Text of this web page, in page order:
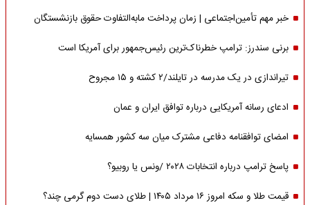
خبر مهم تأمین‌اجتماعی | زمان پرداخت مابه‌التفاوت حقوق بازنشستگان
برنی سندرز: ترامپ خطرناک‌ترین رئیس‌جمهور برای آمریکا است
تیراندازی در یک مدرسه در تایلند/۲ کشته و ۱۵ مجروح
ادعای رسانه آمریکایی درباره توافق ایران و عمان
امضای توافقنامه دفاعی مشترک میان سه کشور همسایه
پاسخ ترامپ درباره انتخابات ۲۰۲۸ /ونس یا روبیو؟
قیمت طلا و سکه امروز ۱۶ مرداد ۱۴۰۵ | طلای دست دوم گرمی چند؟